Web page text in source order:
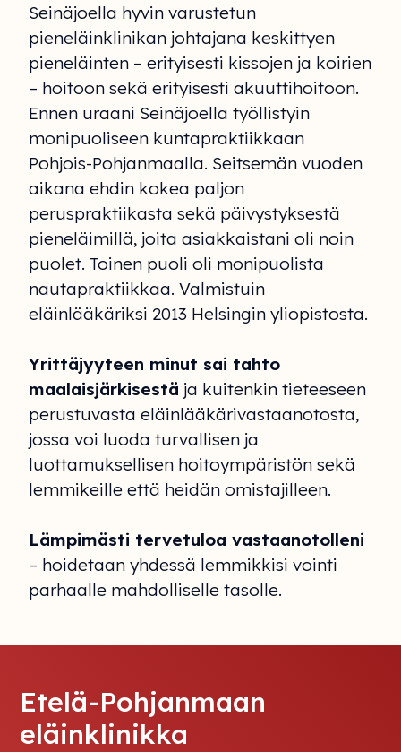
Seinäjoella hyvin varustetun
pieneläinklinikan johtajana keskittyen
pieneläinten – erityisesti kissojen ja koirien
– hoitoon sekä erityisesti akuuttihoitoon.
Ennen uraani Seinäjoella työllistyin
monipuoliseen kuntapraktiikkaan
Pohjois-Pohjanmaalla. Seitsemän vuoden
aikana ehdin kokea paljon
peruspraktiikasta sekä päivystyksestä
pieneläimillä, joita asiakkaistani oli noin
puolet. Toinen puoli oli monipuolista
nautapraktiikkaa. Valmistuin
eläinlääkäriksi 2013 Helsingin yliopistosta.
Yrittäjyyteen minut sai tahto
maalaisjärkisestä ja kuitenkin tieteeseen
perustuvasta eläinlääkärivastaanotosta,
jossa voi luoda turvallisen ja
luottamuksellisen hoitoympäristön sekä
lemmikeille että heidän omistajilleen.
Lämpimästi tervetuloa vastaanotolleni
– hoidetaan yhdessä lemmikkisi vointi
parhaalle mahdolliselle tasolle.
Etelä-Pohjanmaan
eläinklinikka